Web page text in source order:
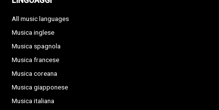
All music languages
Musica inglese
Musica spagnola
Musica francese
Musica coreana
Musica giapponese
Musica italiana